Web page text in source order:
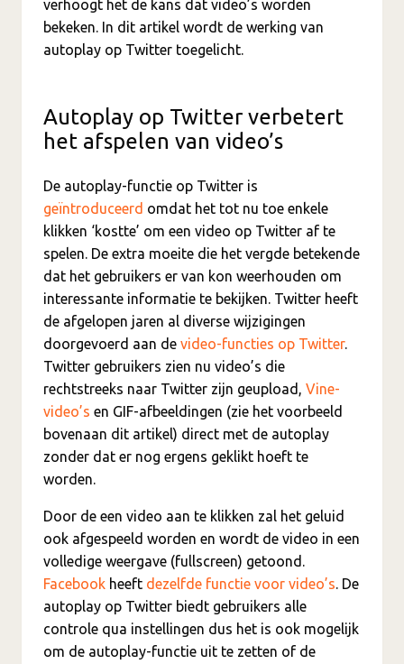
verhoogt het de kans dat video’s worden
bekeken. In dit artikel wordt de werking van
autoplay op Twitter toegelicht.
Autoplay op Twitter verbetert
het afspelen van video’s
De autoplay-functie op Twitter is
geïntroduceerd omdat het tot nu toe enkele
klikken ‘kostte’ om een video op Twitter af te
spelen. De extra moeite die het vergde betekende
dat het gebruikers er van kon weerhouden om
interessante informatie te bekijken. Twitter heeft
de afgelopen jaren al diverse wijzigingen
doorgevoerd aan de video-functies op Twitter.
Twitter gebruikers zien nu video’s die
rechtstreeks naar Twitter zijn geupload, Vine-
video’s en GIF-afbeeldingen (zie het voorbeeld
bovenaan dit artikel) direct met de autoplay
zonder dat er nog ergens geklikt hoeft te
worden.
Door de een video aan te klikken zal het geluid
ook afgespeeld worden en wordt de video in een
volledige weergave (fullscreen) getoond.
Facebook heeft dezelfde functie voor video’s. De
autoplay op Twitter biedt gebruikers alle
controle qua instellingen dus het is ook mogelijk
om de autoplay-functie uit te zetten of de